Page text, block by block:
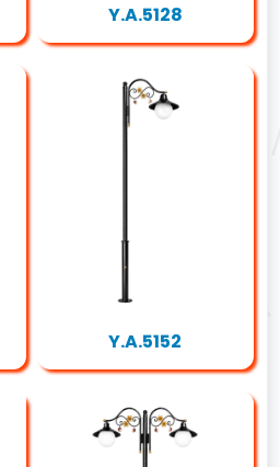
Y.A.5128
Y.A.5152